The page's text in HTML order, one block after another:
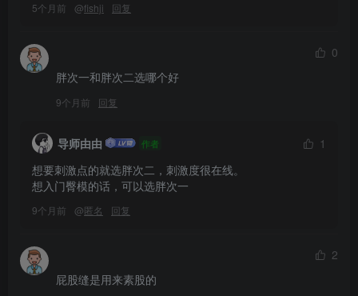
5个月前 @fishji 回复
0
胖次一和胖次二选哪个好
9个月前 回复
导师由由 作者
1
想要刺激点的就选胖次二，刺激度很在线。
想入门臀模的话，可以选胖次一
9个月前 @匿名 回复
2
屁股缝是用来素股的